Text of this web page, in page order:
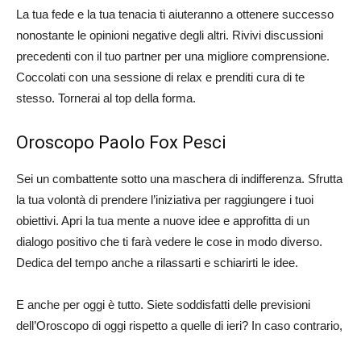
La tua fede e la tua tenacia ti aiuteranno a ottenere successo
nonostante le opinioni negative degli altri. Rivivi discussioni
precedenti con il tuo partner per una migliore comprensione.
Coccolati con una sessione di relax e prenditi cura di te
stesso. Tornerai al top della forma.
Oroscopo Paolo Fox Pesci
Sei un combattente sotto una maschera di indifferenza. Sfrutta
la tua volontà di prendere l’iniziativa per raggiungere i tuoi
obiettivi. Apri la tua mente a nuove idee e approfitta di un
dialogo positivo che ti farà vedere le cose in modo diverso.
Dedica del tempo anche a rilassarti e schiarirti le idee.
E anche per oggi è tutto. Siete soddisfatti delle previsioni
dell’Oroscopo di oggi rispetto a quelle di ieri? In caso contrario,